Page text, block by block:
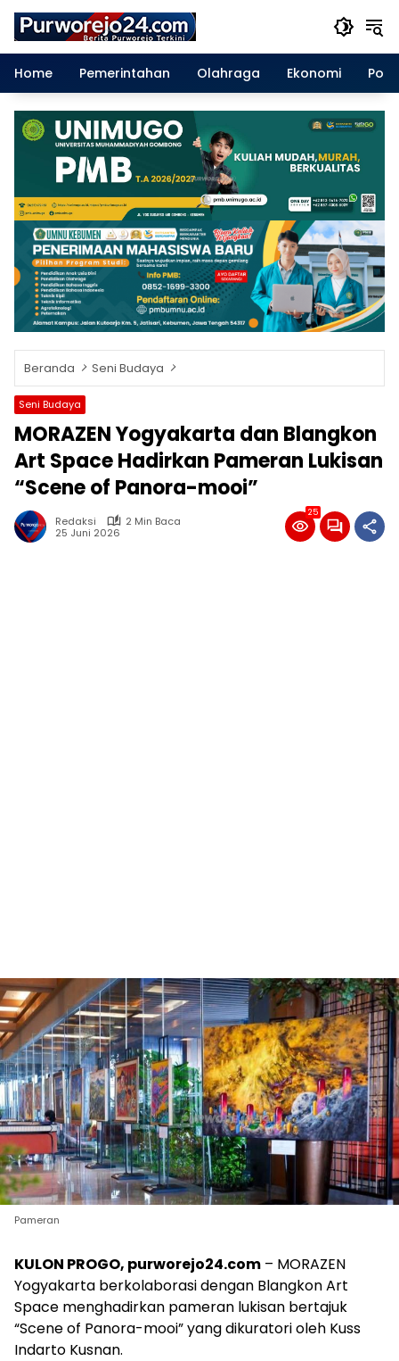
Langsung
konten
Home
Pemerintahan Olahraga Ekonomi
Beranda Seni Budaya
Seni Budaya
MORAZEN Yogyakarta dan Blangkon
Art Space Hadirkan Pameran Lukisan
“Scene of Panora-mooi”
Redaksi
2 Min Baca
25 Juni 2026
25
Pameran
KULON PROGO, purworejo24.com – MORAZEN
Yogyakarta berkolaborasi dengan Blangkon Art
Space menghadirkan pameran lukisan bertajuk
“Scene of Panora-mooi” yang dikuratori oleh Kuss
Indarto Kusnan.